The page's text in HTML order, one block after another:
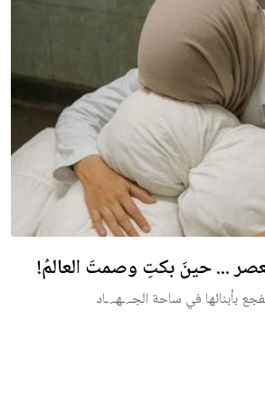
... حينَ بكتِ وصمتَ العالمُ!
بأبنائها في ساحة الجـ.ـهـ.ـاد